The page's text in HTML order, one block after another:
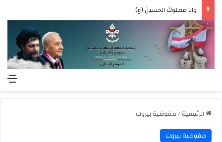
وانا مملوك الحسين (ع)
الرئيسية/مفوضية بيروت
مفوضية بيروت